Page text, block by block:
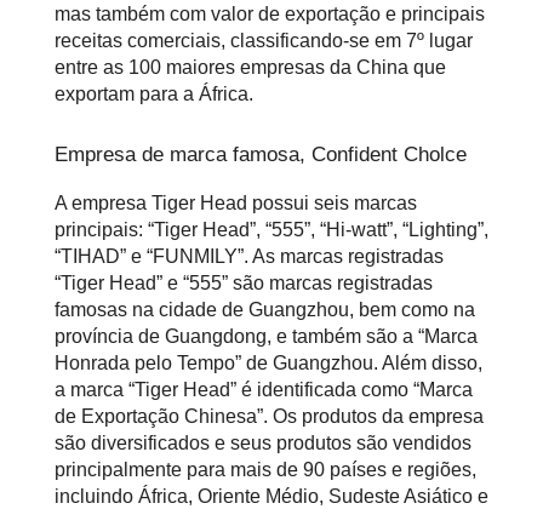
mas também com valor de exportação e principais
receitas comerciais, classificando-se em 7º lugar
entre as 100 maiores empresas da China que
exportam para a África.
Empresa de marca famosa, Confident Cholce
A empresa Tiger Head possui seis marcas
principais: “Tiger Head”, “555”, “Hi-watt”, “Lighting”,
“TIHAD” e “FUNMILY”. As marcas registradas
“Tiger Head” e “555” são marcas registradas
famosas na cidade de Guangzhou, bem como na
província de Guangdong, e também são a “Marca
Honrada pelo Tempo” de Guangzhou. Além disso,
a marca “Tiger Head” é identificada como “Marca
de Exportação Chinesa”. Os produtos da empresa
são diversificados e seus produtos são vendidos
principalmente para mais de 90 países e regiões,
incluindo África, Oriente Médio, Sudeste Asiático e